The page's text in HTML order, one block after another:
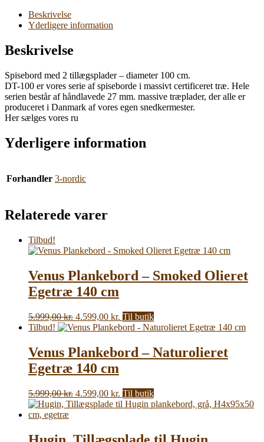
Beskrivelse
Yderligere information
Beskrivelse
Spisebord med 2 tillægsplader – diameter 100 cm.
DT-100 er vores serie af spiseborde i massivt certificeret træ. Hele
serien består af håndlavede 27 mm. massive træplader, der alle er
produceret i Danmark af vores egen snedkermester.
Her sælges vores ru
Yderligere information
Forhandler 3-nordic
Relaterede varer
Tilbud!
Venus Plankebord – Smoked Olieret
Egetræ 140 cm
5.999,00kr. Den
oprindelige
var:
5.999,00 kr..
4.599,00 kr. Den
aktuelle
4.599,00 kr..
Til butik
Tilbud!
Venus Plankebord – Naturolieret
Egetræ 140 cm
5.999,00kr. Den
oprindelige
5.999,00 kr..
4.599,00 kr. Den
aktuelle
4.599,00 kr..
Til butik